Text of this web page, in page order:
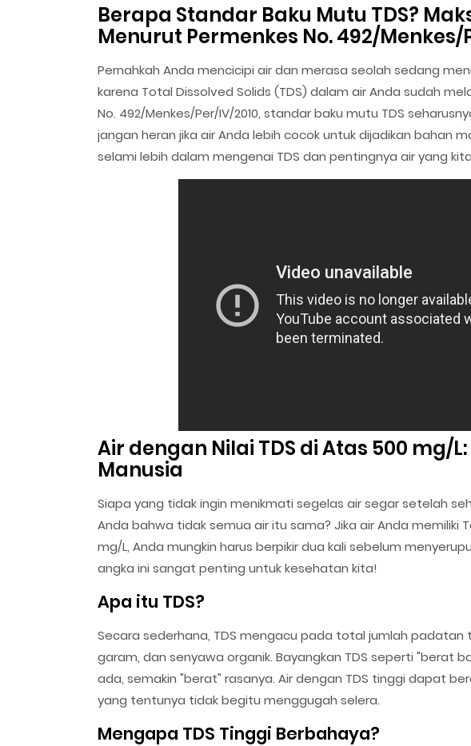
Berapa Standar Baku Mutu TDS?
Menurut Permenkes No. 492/Menkes/
Pernahkah Anda mencicipi air dan merasa seolah sedang
karena Total Dissolved Solids (TDS) dalam air Anda sudah
No. 492/Menkes/Per/IV/2010, standar baku mutu TDS
jangan heran jika air Anda lebih cocok untuk dijadikan bahan
selami lebih dalam mengenai TDS dan pentingnya air yang
Air dengan Nilai TDS di Atas 500 mg/
Manusia
Siapa yang tidak ingin menikmati segelas air segar setelah
Anda bahwa tidak semua air itu sama? Jika air Anda memiliki
mg/L, Anda mungkin harus berpikir dua kali sebelum
angka ini sangat penting untuk kesehatan kita!
Apa itu TDS?
Secara sederhana, TDS mengacu pada total jumlah padatan
garam, dan senyawa organik. Bayangkan TDS seperti "berat
ada, semakin "berat" rasanya. Air dengan TDS tinggi dapat
yang tentunya tidak begitu menggugah selera.
Mengapa TDS Tinggi Berbahaya?